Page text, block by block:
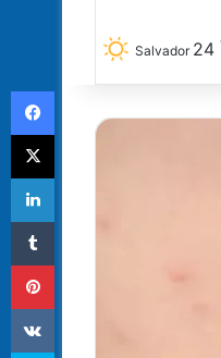
Salvador 24
Facebook
X
Linkedin
Tumblr
Pinterest
VK
Skype